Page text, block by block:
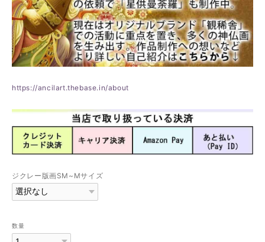
https://ancilart.thebase.in/about
ジクレー版画SM~Mサイズ
数量